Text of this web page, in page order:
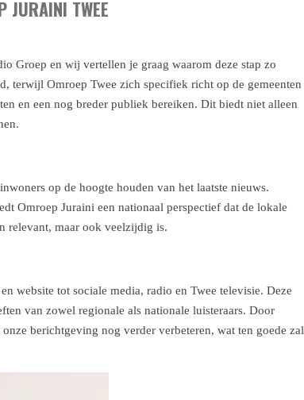
JURAINI TWEE
Groep en wij vertellen je graag waarom deze stap zo
terwijl Omroep Twee zich specifiek richt op de gemeenten
en een nog breder publiek bereiken. Dit biedt niet alleen
op de hoogte houden van het laatste nieuws.
Omroep Juraini een nationaal perspectief dat de lokale
relevant, maar ook veelzijdig is.
website tot sociale media, radio en Twee televisie. Deze
van zowel regionale als nationale luisteraars. Door
berichtgeving nog verder verbeteren, wat ten goede zal